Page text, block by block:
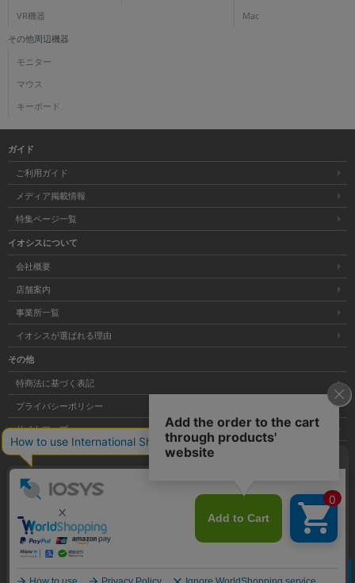
VR機器 Mac
その他周辺機器
モニター
マウス
キーボード
ガイド
ご利用ガイド
メディア掲載情報
特集ページ一覧
イオシスについて
会社概要
店舗案内
事業所一覧
イオシスが選ばれる理由
その他
特商法に基づく表記
プライバシーポリシー
サイトマップ
大阪府公安委員会発行 古物商許可証 第621121002176号
Copyright © 株式会社イオシス All Rights Reserved. クリア